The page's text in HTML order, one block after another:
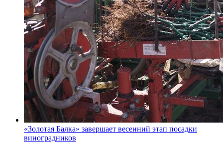
«Золотая Балка» завершает весенний этап посадки
виноградников